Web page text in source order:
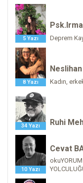
5 Yazı Deprem
8 Yazı Kadın,
34 Yazı Ruhi
10 Yazı
Cevat